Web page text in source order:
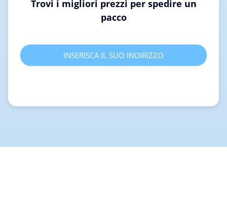
Trovi i migliori prezzi per spedire un
pacco
INSERISCA IL SUO INDIRIZZO